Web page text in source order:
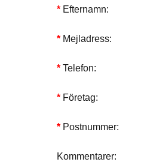
Efternamn:
Mejladress:
Telefon:
Företag:
Postnummer:
Kommentarer: